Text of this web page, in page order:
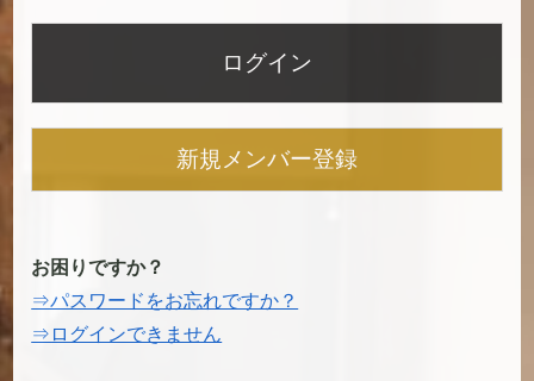
新規メンバー登録
お困りですか？
⇒パスワードをお忘れですか？
⇒ログインできません